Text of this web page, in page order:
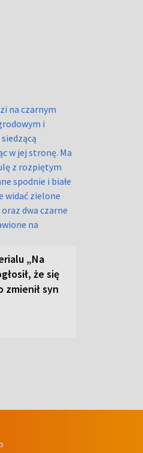
„Na
że się
zmienił syn